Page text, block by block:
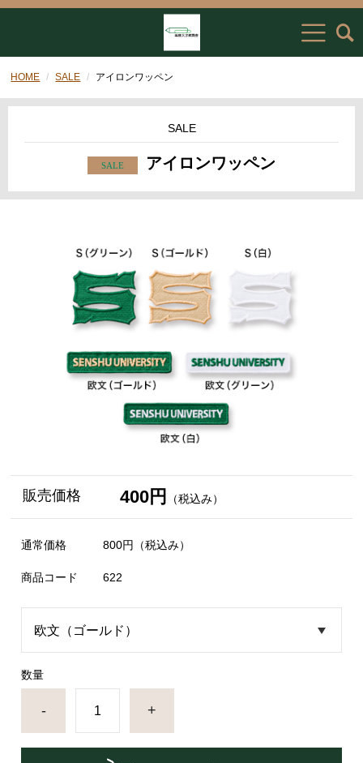
HOME SALE アイロンワッペン
SALE
アイロンワッペン
販売価格 400円 （税込み）
通常価格 800円 （税込み）
商品コード 622
数量
- +